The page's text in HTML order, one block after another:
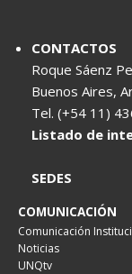
CONTACTOS
Roque Sáenz
Buenos Aires,
Tel. (+54
Listado de
SEDES
COMUNICACIÓN
Comunicación
Noticias
UNQtv